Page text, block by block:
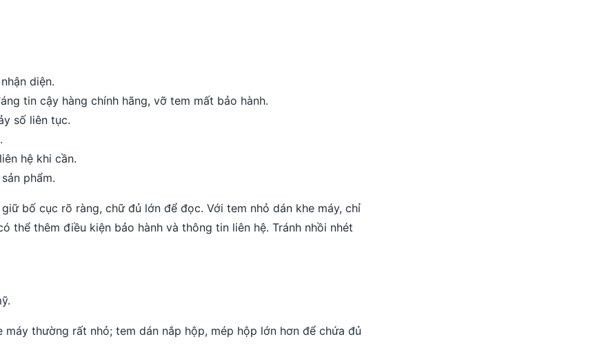
diện.
tin cậy hàng chính hãng, vỡ tem mất bảo hành.
số liên tục.
hệ khi cần.
phẩm.
bố cục rõ ràng, chữ đủ lớn để đọc. Với tem nhỏ dán khe máy, chỉ
thể thêm điều kiện bảo hành và thông tin liên hệ. Tránh nhồi nhét
thường rất nhỏ; tem dán nắp hộp, mép hộp lớn hơn để chứa đủ